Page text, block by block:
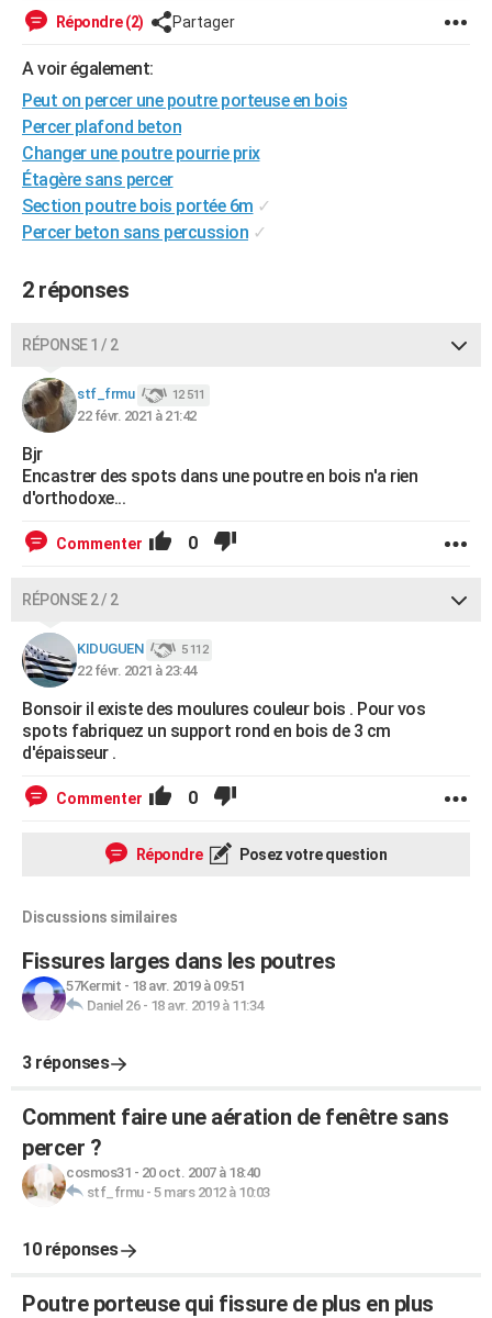
COPAINS D'AVANT
S'inscrire
Se connecter
Lycées
Collèges
Primaires
Universités
Entreprises
Service militaire
Avis de recherche
AVIS DE DÉCÈS
FORUM
Bricolage
Lifestyle
Culture
Sport
Auto
Television
Voyage
Cinema
Répondre (2) Partager
A voir également:
Peut on percer une poutre porteuse en bois
Percer plafond beton
Changer une poutre pourrie prix
Étagère sans percer
Section poutre bois portée 6m ✓
Percer beton sans percussion ✓
2 réponses
RÉPONSE 1 / 2
stf_frmu 12 511
22 févr. 2021 à 21:42
Bjr
Encastrer des spots dans une poutre en bois n'a rien
d'orthodoxe...
Commenter 0
RÉPONSE 2 / 2
KIDUGUEN 5 112
22 févr. 2021 à 23:44
Bonsoir il existe des moulures couleur bois . Pour vos
spots fabriquez un support rond en bois de 3 cm
d'épaisseur .
Commenter 0
Répondre Posez votre question
Discussions similaires
Fissures larges dans les poutres
57Kermit - 18 avr. 2019 à 09:51
Daniel 26- 18 avr. 2019 à 11:34
3 réponses
Comment faire une aération de fenêtre sans
percer ?
cosmos31 - 20 oct. 2007 à 18:40
stf_frmu- 5 mars 2012 à 10:03
10 réponses
Poutre porteuse qui fissure de plus en plus